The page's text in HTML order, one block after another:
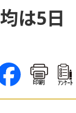
は5日
印刷 ｱﾝｹｰﾄ